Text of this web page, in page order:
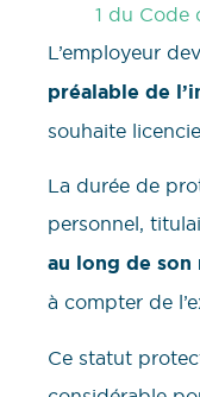
1 du Code
L’employeur
préalable de
souhaite
La durée de
personnel,
au long de son
à compter de
Ce statut